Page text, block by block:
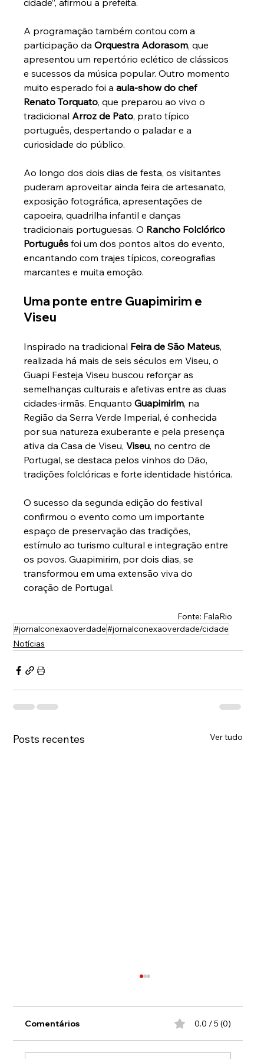
cidade”, afirmou a prefeita.
A programação também contou com a
participação da Orquestra Adorasom, que
apresentou um repertório eclético de clássicos
e sucessos da música popular. Outro momento
muito esperado foi a aula-show do chef
Renato Torquato, que preparou ao vivo o
tradicional Arroz de Pato, prato típico
português, despertando o paladar e a
curiosidade do público.
Ao longo dos dois dias de festa, os visitantes
puderam aproveitar ainda feira de artesanato,
exposição fotográfica, apresentações de
capoeira, quadrilha infantil e danças
tradicionais portuguesas. O Rancho Folclórico
Português foi um dos pontos altos do evento,
encantando com trajes típicos, coreografias
marcantes e muita emoção.
Uma ponte entre Guapimirim e
Viseu
Inspirado na tradicional Feira de São Mateus,
realizada há mais de seis séculos em Viseu, o
Guapi Festeja Viseu buscou reforçar as
semelhanças culturais e afetivas entre as duas
cidades-irmãs. Enquanto Guapimirim, na
Região da Serra Verde Imperial, é conhecida
por sua natureza exuberante e pela presença
ativa da Casa de Viseu, Viseu, no centro de
Portugal, se destaca pelos vinhos do Dão,
tradições folclóricas e forte identidade histórica.
O sucesso da segunda edição do festival
confirmou o evento como um importante
espaço de preservação das tradições,
estímulo ao turismo cultural e integração entre
os povos. Guapimirim, por dois dias, se
transformou em uma extensão viva do
coração de Portugal.
Fonte: FalaRio
#jornalconexaoverdade#jornalconexaoverdade/cidade
Notícias
Posts recentes Ver tudo
Comentários 0.0 / 5 (0)